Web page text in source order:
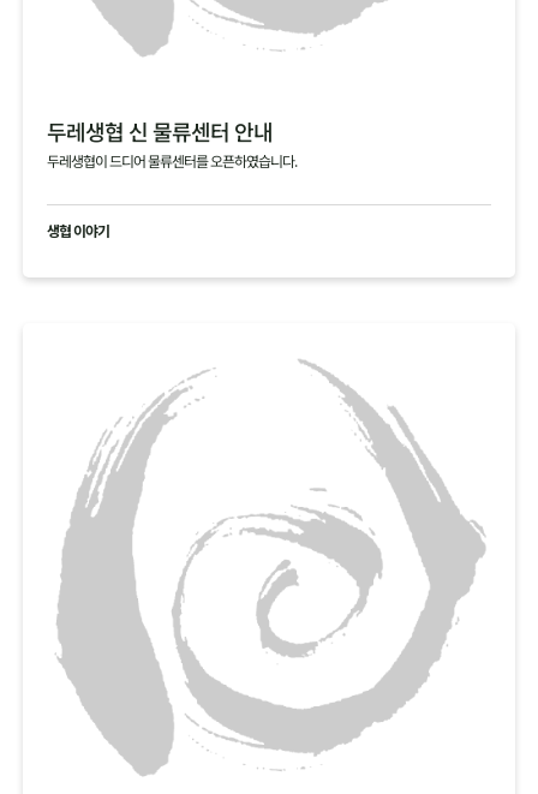
두레생협 신 물류센터 안내
두레생협이 드디어 물류센터를 오픈하였습니다.
생협 이야기